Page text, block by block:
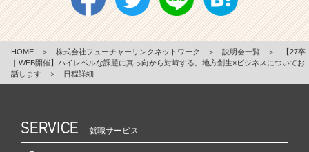
HOME ＞ 株式会社フューチャーリンクネットワーク ＞ 説明会一覧 ＞
【27卒
｜WEB開催】ハイレベルな課題に真っ向から対峙する。地方創生×ビジネスについてお
話します
＞ 日程詳細
SERVICE 就職サービス